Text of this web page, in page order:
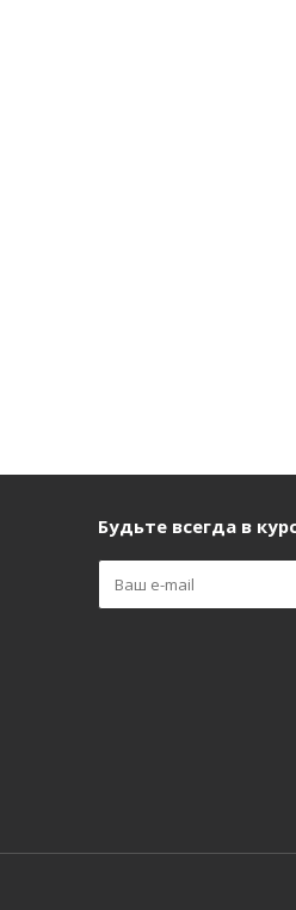
Будьте всегда в